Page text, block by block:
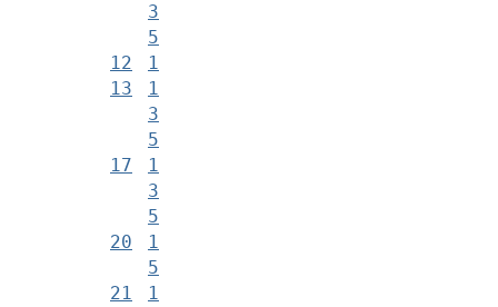
3
5
12
1
13
1
3
5
17
1
3
5
20
1
5
21
1